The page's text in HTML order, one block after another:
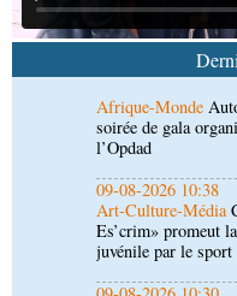
soirée de gala
09-08-2026 10:38
Art-Culture-Média
Es’crim» promeut
09-08-2026 10:30
SociétéHôpital
équipements pour